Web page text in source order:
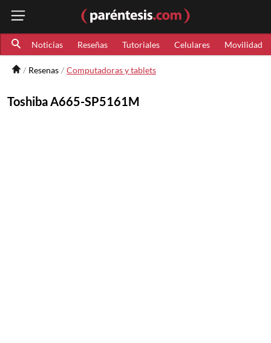
Noticias Reseñas Tutoriales Celulares Movilidad
Resenas Computadoras y tablets
Toshiba A665-SP5161M